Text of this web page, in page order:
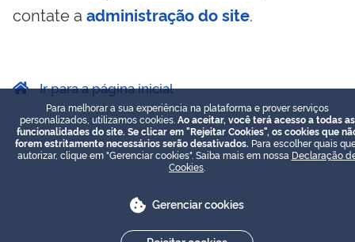
contate a administração do site.
Ir para a página inicial
Para melhorar a sua experiência na plataforma e prover serviços
personalizados, utilizamos cookies. Ao aceitar, você terá acesso a todas as
funcionalidades do site. Se clicar em "Rejeitar Cookies", os cookies que
forem estritamente necessários serão desativados. Para escolher quais
autorizar, clique em "Gerenciar cookies". Saiba mais em nossa Declaração
Cookies
Gerenciar cookies